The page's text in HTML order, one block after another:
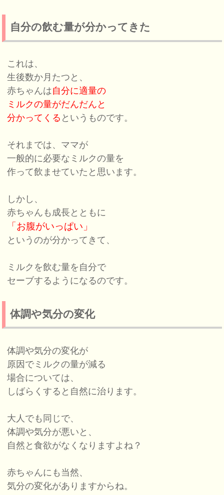
自分の飲む量が分かってきた
これは、
生後数か月たつと、
赤ちゃんは自分に適量の
ミルクの量がだんだんと
分かってくる というものです。
それまでは、ママが
一般的に必要なミルクの量を
作って飲ませていたと思います。
しかし、
赤ちゃんも成長とともに
「お腹がいっぱい」
というのが分かってきて、
ミルクを飲む量を自分で
セーブするようになるのです。
体調や気分の変化
体調や気分の変化が
原因でミルクの量が減る
場合については、
しばらくすると自然に治ります。
大人でも同じで、
体調や気分が悪いと、
自然と食欲がなくなりますよね？
赤ちゃんにも当然、
気分の変化がありますからね。